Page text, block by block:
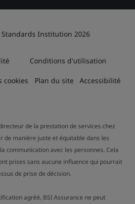
Institution 2026
Conditions d'utilisation
cookies Plan du site Accessibilité
de la prestation de services chez
de manière juste et équitable dans les
communication avec les personnes. Cela
prises sans aucune influence qui pourrait
de prise de décision.
agréé, BSI Assurance ne peut